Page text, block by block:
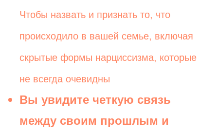
Чтобы назвать и признать то, что
происходило в вашей семье, включая
скрытые формы нарциссизма, которые
не всегда очевидны
Вы увидите четкую связь
между своим прошлым и